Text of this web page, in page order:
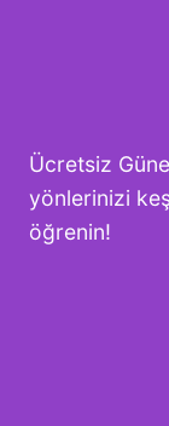
Ücretsiz
yönlerinizi
öğrenin!